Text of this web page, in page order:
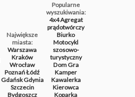
Największe
miasta:
Warszawa
Kraków
Wrocław
PoznańŁódź
GdańskGdynia
Szczecin
Bydgoszcz
Popularne
wyszukiwania:
4x4Agregat
prądotwórczy
Biurko
Motocykl
szosowo-
turystyczny
DomGra
Kamper
Kawalerka
Kierowca
Koparka